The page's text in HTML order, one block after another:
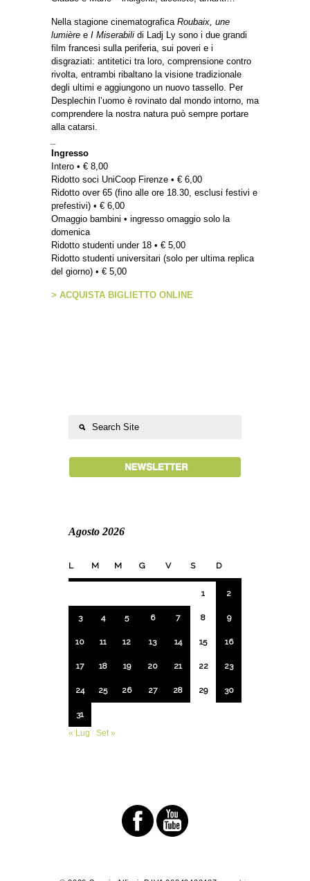
Nella stagione cinematografica Roubaix, une
lumière e I Miserabili di Ladj Ly sono i due grandi
film francesi sulla periferia, sui poveri e i
disgraziati: antitetici tra loro, comprensione contro
rivolta, entrambi ribaltano la visione tradizionale
degli ultimi e aggiungono un nuovo tassello. Per
Desplechin l’uomo è rovinato dal mondo intorno, ma
comprendere la nostra natura può sempre portare
alla catarsi.
Ingresso
Intero • € 8,00
Ridotto soci UniCoop Firenze • € 6,00
Ridotto over 65 (fino alle ore 18.30, esclusi festivi e
prefestivi) • € 6,00
Omaggio bambini • ingresso omaggio solo la
domenica
Ridotto studenti under 18 • € 5,00
Ridotto studenti universitari (solo per ultima replica
del giorno) • € 5,00
> ACQUISTA BIGLIETTO ONLINE
Agosto 2026
L M M G V S D
1 2
3 4 5 6 7 8 9
10 11 12 13 14 15 16
17 18 19 20 21 22 23
24 25 26 27 28 29 30
31
« Lug
Set »